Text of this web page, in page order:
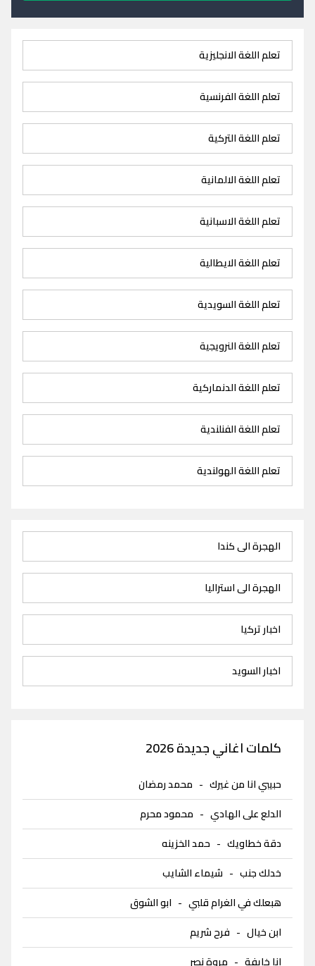
تعلم اللغة الانجليزية
تعلم اللغة الفرنسية
تعلم اللغة التركية
تعلم اللغة الالمانية
تعلم اللغة الاسبانية
تعلم اللغة الايطالية
تعلم اللغة السويدية
تعلم اللغة النرويجية
تعلم اللغة الدنماركية
تعلم اللغة الفنلندية
تعلم اللغة الهولندية
الهجرة الى كندا
الهجرة الى استراليا
اخبار تركيا
اخبار السويد
كلمات اغاني جديدة 2026
حبيبي انا من غيرك - محمد رمضان
الدلع على الهادي - محمود محرم
دقة خطاويك - حمد الخزينه
خدلك جنب - شيماء الشايب
هبعلك في الغرام قلبي - ابو الشوق
ابن خيال - فرح شريم
انا خايفة - مروة نصر